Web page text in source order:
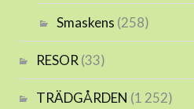
Smaskens (258)
RESOR (33)
TRÄDGÅRDEN (1 252)